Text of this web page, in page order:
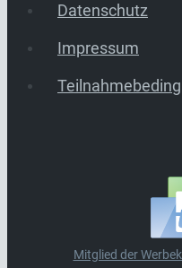
Datenschutz
Impressum
Mitglied der